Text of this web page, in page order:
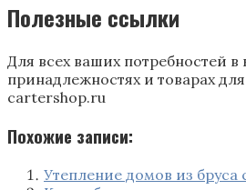
Полезные ссылки
Для всех ваших потребностей в
принадлежностях и товарах
cartershop.ru
Похожие записи:
Утепление домов из бруса